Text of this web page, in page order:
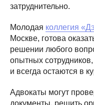
затруднительно.
Молодая коллегия
Москве, готова
решении любого
опытных
и всегда остаются в
Адвокаты могут
документы, решить